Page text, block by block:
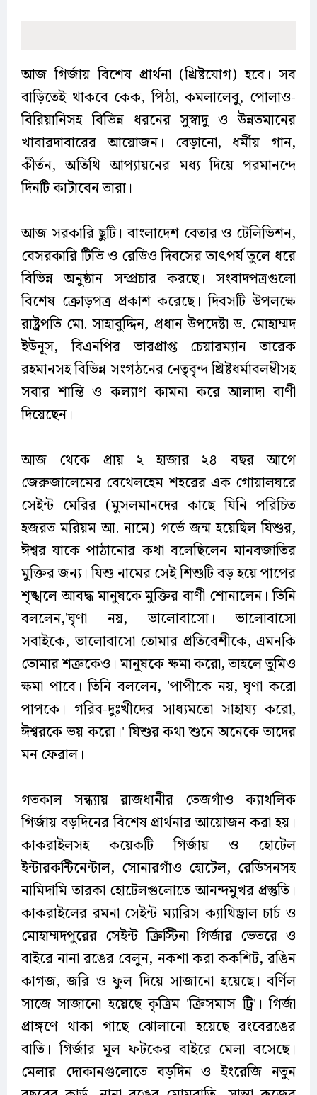
আজ গির্জায় বিশেষ প্রার্থনা (খ্রিষ্টযোগ) হবে। সব
বাড়িতেই থাকবে কেক, পিঠা, কমলালেবু, পোলাও-
বিরিয়ানিসহ বিভিন্ন ধরনের সুস্বাদু ও উন্নতমানের
খাবারদাবারের আয়োজন। বেড়ানো, ধর্মীয় গান,
কীর্তন, অতিথি আপ্যায়নের মধ্য দিয়ে পরমানন্দে
দিনটি কাটাবেন তারা।
আজ সরকারি ছুটি। বাংলাদেশ বেতার ও টেলিভিশন,
বেসরকারি টিভি ও রেডিও দিবসের তাৎপর্য তুলে ধরে
বিভিন্ন অনুষ্ঠান সম্প্রচার করছে। সংবাদপত্রগুলো
বিশেষ ক্রোড়পত্র প্রকাশ করেছে। দিবসটি উপলক্ষে
রাষ্ট্রপতি মো. সাহাবুদ্দিন, প্রধান উপদেষ্টা ড. মোহাম্মদ
ইউনূস, বিএনপির ভারপ্রাপ্ত চেয়ারম্যান তারেক
রহমানসহ বিভিন্ন সংগঠনের নেতৃবৃন্দ খ্রিষ্টধর্মাবলম্বীসহ
সবার শান্তি ও কল্যাণ কামনা করে আলাদা বাণী
দিয়েছেন।
আজ থেকে প্রায় ২ হাজার ২৪ বছর আগে
জেরুজালেমের বেথেলহেম শহরের এক গোয়ালঘরে
সেইন্ট মেরির (মুসলমানদের কাছে যিনি পরিচিত
হজরত মরিয়ম আ. নামে) গর্ভে জন্ম হয়েছিল যিশুর,
ঈশ্বর যাকে পাঠানোর কথা বলেছিলেন মানবজাতির
মুক্তির জন্য। যিশু নামের সেই শিশুটি বড় হয়ে পাপের
শৃঙ্খলে আবদ্ধ মানুষকে মুক্তির বাণী শোনালেন। তিনি
বললেন,'ঘৃণা নয়, ভালোবাসো। ভালোবাসো
সবাইকে, ভালোবাসো তোমার প্রতিবেশীকে, এমনকি
তোমার শত্রুকেও। মানুষকে ক্ষমা করো, তাহলে তুমিও
ক্ষমা পাবে। তিনি বললেন, 'পাপীকে নয়, ঘৃণা করো
পাপকে। গরিব-দুঃখীদের সাধ্যমতো সাহায্য করো,
ঈশ্বরকে ভয় করো।' যিশুর কথা শুনে অনেকে তাদের
মন ফেরাল।
গতকাল সন্ধ্যায় রাজধানীর তেজগাঁও ক্যাথলিক
গির্জায় বড়দিনের বিশেষ প্রার্থনার আয়োজন করা হয়।
কাকরাইলসহ কয়েকটি গির্জায় ও হোটেল
ইন্টারকন্টিনেন্টাল, সোনারগাঁও হোটেল, রেডিসনসহ
নামিদামি তারকা হোটেলগুলোতে আনন্দমুখর প্রস্তুতি।
কাকরাইলের রমনা সেইন্ট ম্যারিস ক্যাথিড্রাল চার্চ ও
মোহাম্মদপুরের সেইন্ট ক্রিস্টিনা গির্জার ভেতরে ও
বাইরে নানা রঙের বেলুন, নকশা করা ককশিট, রঙিন
কাগজ, জরি ও ফুল দিয়ে সাজানো হয়েছে। বর্ণিল
সাজে সাজানো হয়েছে কৃত্রিম 'ক্রিসমাস ট্রি'। গির্জা
প্রাঙ্গণে থাকা গাছে ঝোলানো হয়েছে রংবেরঙের
বাতি। গির্জার মূল ফটকের বাইরে মেলা বসেছে।
মেলার দোকানগুলোতে বড়দিন ও ইংরেজি নতুন